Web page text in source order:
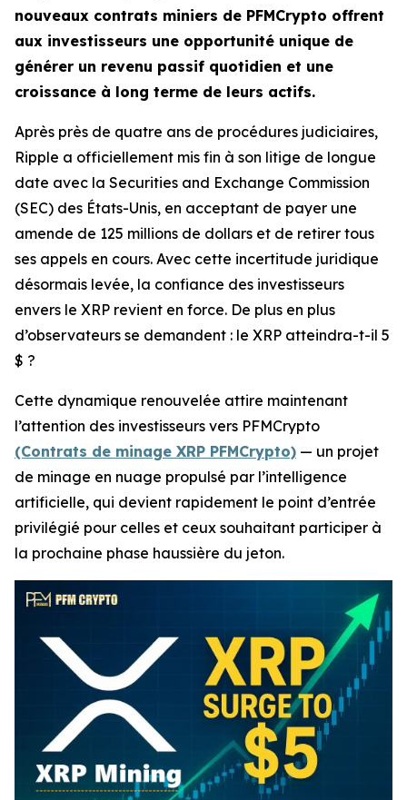
nouveaux contrats miniers de PFMCrypto offrent
aux investisseurs une opportunité unique de
générer un revenu passif quotidien et une
croissance à long terme de leurs actifs.
Après près de quatre ans de procédures judiciaires,
Ripple a officiellement mis fin à son litige de longue
date avec la Securities and Exchange Commission
(SEC) des États-Unis, en acceptant de payer une
amende de 125 millions de dollars et de retirer tous
ses appels en cours. Avec cette incertitude juridique
désormais levée, la confiance des investisseurs
envers le XRP revient en force. De plus en plus
d’observateurs se demandent : le XRP atteindra-t-il 5
$ ?
Cette dynamique renouvelée attire maintenant
l’attention des investisseurs vers PFMCrypto
(Contrats de minage XRP PFMCrypto) — un projet
de minage en nuage propulsé par l’intelligence
artificielle, qui devient rapidement le point d’entrée
privilégié pour celles et ceux souhaitant participer à
la prochaine phase haussière du jeton.